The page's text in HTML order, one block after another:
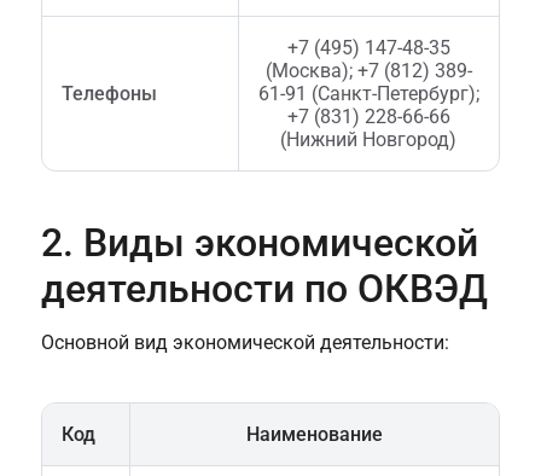
Телефоны
+7 (495) 147-48-35
(Москва); +7 (812) 389-
61-91 (Санкт-Петербург);
+7 (831) 228-66-66
(Нижний Новгород)
2. Виды экономической
деятельности по ОКВЭД
Основной вид экономической деятельности:
Код Наименование